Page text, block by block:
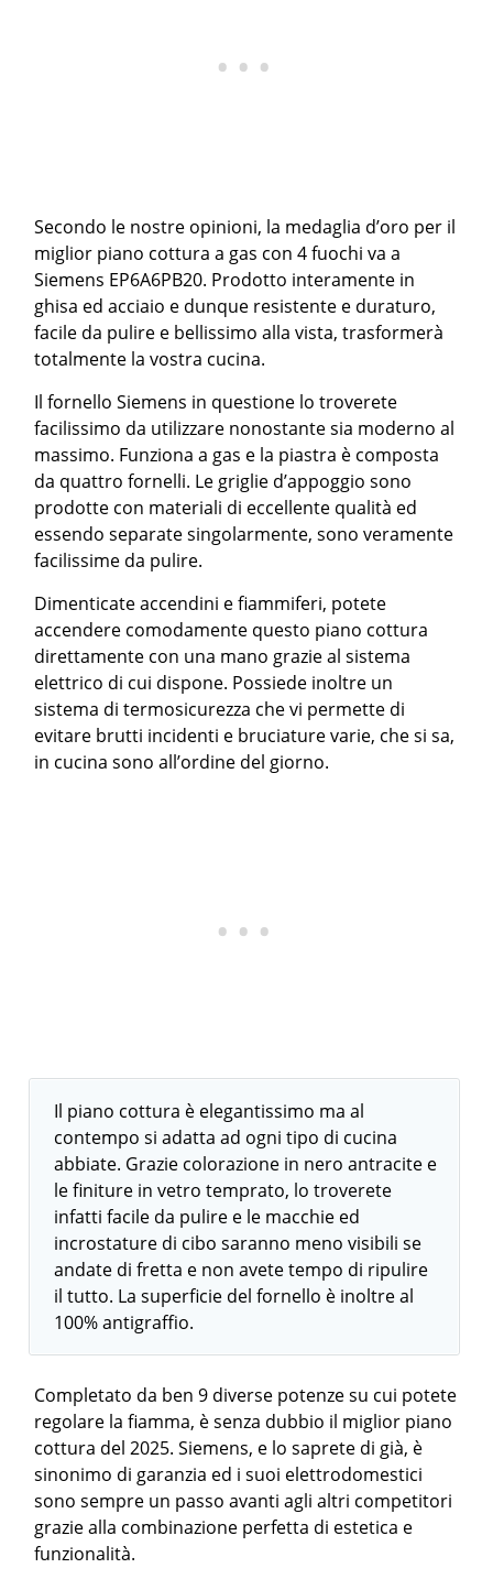
Secondo le nostre opinioni, la medaglia d’oro per il
miglior piano cottura a gas con 4 fuochi va a
Siemens EP6A6PB20. Prodotto interamente in
ghisa ed acciaio e dunque resistente e duraturo,
facile da pulire e bellissimo alla vista, trasformerà
totalmente la vostra cucina.
Il fornello Siemens in questione lo troverete
facilissimo da utilizzare nonostante sia moderno al
massimo. Funziona a gas e la piastra è composta
da quattro fornelli. Le griglie d’appoggio sono
prodotte con materiali di eccellente qualità ed
essendo separate singolarmente, sono veramente
facilissime da pulire.
Dimenticate accendini e fiammiferi, potete
accendere comodamente questo piano cottura
direttamente con una mano grazie al sistema
elettrico di cui dispone. Possiede inoltre un
sistema di termosicurezza che vi permette di
evitare brutti incidenti e bruciature varie, che si sa,
in cucina sono all’ordine del giorno.
Il piano cottura è elegantissimo ma al
contempo si adatta ad ogni tipo di cucina
abbiate. Grazie colorazione in nero antracite e
le finiture in vetro temprato, lo troverete
infatti facile da pulire e le macchie ed
incrostature di cibo saranno meno visibili se
andate di fretta e non avete tempo di ripulire
il tutto. La superficie del fornello è inoltre al
100% antigraffio.
Completato da ben 9 diverse potenze su cui potete
regolare la fiamma, è senza dubbio il miglior piano
cottura del 2025. Siemens, e lo saprete di già, è
sinonimo di garanzia ed i suoi elettrodomestici
sono sempre un passo avanti agli altri competitori
grazie alla combinazione perfetta di estetica e
funzionalità.